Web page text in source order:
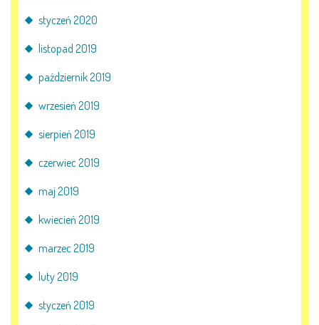
styczeń 2020
listopad 2019
październik 2019
wrzesień 2019
sierpień 2019
czerwiec 2019
maj 2019
kwiecień 2019
marzec 2019
luty 2019
styczeń 2019